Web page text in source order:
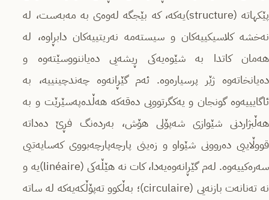
پێکهاتە (structure)یه‌كه‌،‌ کە بێجگه‌ له‌وه‌ی بە مەبەست، لە
نەخشە کلاسیکییەکان و سیسته‌مه‌ نەریتییەکان دابڕاوە، له‌
هه‌مان كاتدا بە شێوەیەکی ڕیشه‌یی‌ دەیاننووسێتەوە و
ده‌یانخاته‌وه‌ ژێر پرسیاره‌وه‌. ئەم گێڕانەوە چەندچینییە، بە
ئاگایییەوە گونجان و یه‌كگرتوویی ده‌قه‌كه‌ هه‌ڵده‌په‌سێرێت و بە
هەڵبژاردنی شێوازی شه‌پۆلی هۆش، به‌رده‌نگ فڕێ ده‌داته‌
قووڵاییی دەروونی شێواو و زه‌ینی پارچەپارچەبووی کەسایەتیی
سەرەکییه‌وه‌. لەم گێڕانەوەیەدا، کات نە هێڵه‌كی (linéaire)یه‌ و
نە تەنانەت بازنەیی (circulaire)؛ بەڵکوو ته‌پۆڵكه‌یه‌كه‌ لە ساتە